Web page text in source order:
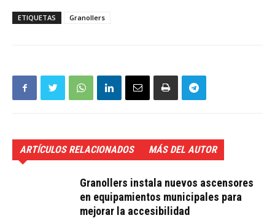
ETIQUETAS Granollers
ARTÍCULOS RELACIONADOS MÁS DEL AUTOR
Granollers instala nuevos ascensores
en equipamientos municipales para
mejorar la accesibilidad